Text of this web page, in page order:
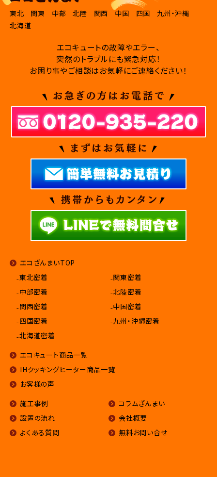
東北 関東 中部 北陸 関西 中国 四国
九州・沖縄
北海道
エコキュートの故障やエラー、
突然のトラブルにも緊急対応！
お困り事やご相談はお気軽にご連絡ください！
エコざんまいTOP
₋東北密着
₋関東密着
₋中部密着
₋北陸密着
₋関西密着
₋中国密着
₋四国密着
₋九州・沖縄密着
₋北海道密着
エコキュート商品一覧
IHクッキングヒーター商品一覧
お客様の声
施工事例
設置の流れ
よくある質問
コラムざんまい
会社概要
無料お問い合せ